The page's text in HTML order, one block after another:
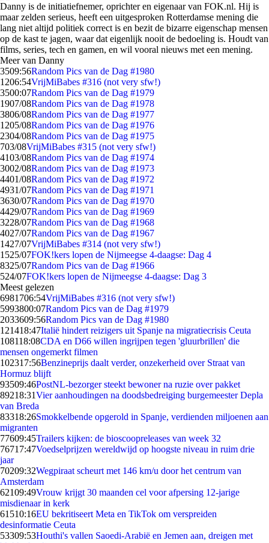
Danny is de initiatiefnemer, oprichter en eigenaar van FOK.nl. Hij is
maar zelden serieus, heeft een uitgesproken Rotterdamse mening die
lang niet altijd politiek correct is en bezit de bizarre eigenschap mensen
op de kast te jagen, waar dat eigenlijk nooit de bedoeling is. Houdt van
films, series, tech en gamen, en wil vooral nieuws met een mening.
Meer van Danny
3509:56Random Pics van de Dag #1980
1206:54VrijMiBabes #316 (not very sfw!)
3500:07Random Pics van de Dag #1979
1907/08Random Pics van de Dag #1978
3806/08Random Pics van de Dag #1977
1205/08Random Pics van de Dag #1976
2304/08Random Pics van de Dag #1975
703/08VrijMiBabes #315 (not very sfw!)
4103/08Random Pics van de Dag #1974
3002/08Random Pics van de Dag #1973
4401/08Random Pics van de Dag #1972
4931/07Random Pics van de Dag #1971
3630/07Random Pics van de Dag #1970
4429/07Random Pics van de Dag #1969
3228/07Random Pics van de Dag #1968
4027/07Random Pics van de Dag #1967
1427/07VrijMiBabes #314 (not very sfw!)
1525/07FOK!kers lopen de Nijmeegse 4-daagse: Dag 4
8325/07Random Pics van de Dag #1966
524/07FOK!kers lopen de Nijmeegse 4-daagse: Dag 3
Meest gelezen
6981706:54VrijMiBabes #316 (not very sfw!)
5993800:07Random Pics van de Dag #1979
2033609:56Random Pics van de Dag #1980
121418:47Italië hindert reizigers uit Spanje na migratiecrisis Ceuta
108118:08CDA en D66 willen ingrijpen tegen 'gluurbrillen' die
mensen ongemerkt filmen
102317:56Benzineprijs daalt verder, onzekerheid over Straat van
Hormuz blijft
93509:46PostNL-bezorger steekt bewoner na ruzie over pakket
89218:31Vier aanhoudingen na doodsbedreiging burgemeester Depla
van Breda
83318:26Smokkelbende opgerold in Spanje, verdienden miljoenen aan
migranten
77609:45Trailers kijken: de bioscoopreleases van week 32
76717:47Voedselprijzen wereldwijd op hoogste niveau in ruim drie
jaar
70209:32Wegpiraat scheurt met 146 km/u door het centrum van
Amsterdam
62109:49Vrouw krijgt 30 maanden cel voor afpersing 12-jarige
misdienaar in kerk
61510:16EU bekritiseert Meta en TikTok om verspreiden
desinformatie Ceuta
53309:53Houthi's vallen Saoedi-Arabië en Jemen aan, dreigen met